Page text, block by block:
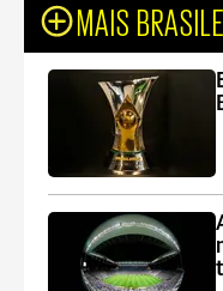
MAIS